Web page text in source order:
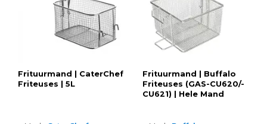
Frituurmand | CaterChef
Friteuses | 5L
Frituurmand | Buffalo
Friteuses (GAS-CU620/-
CU621) | Hele Mand